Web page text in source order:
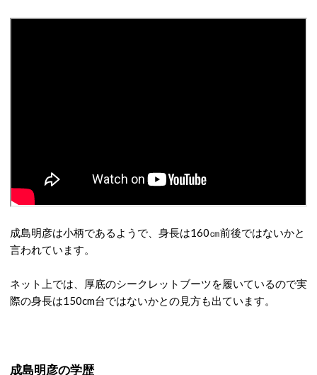
成島明彦は小柄であるようで、身長は160㎝前後ではないかと
言われています。
ネット上では、厚底のシークレットブーツを履いているので実
際の身長は150cm台ではないかとの見方も出ています。
成島明彦の学歴